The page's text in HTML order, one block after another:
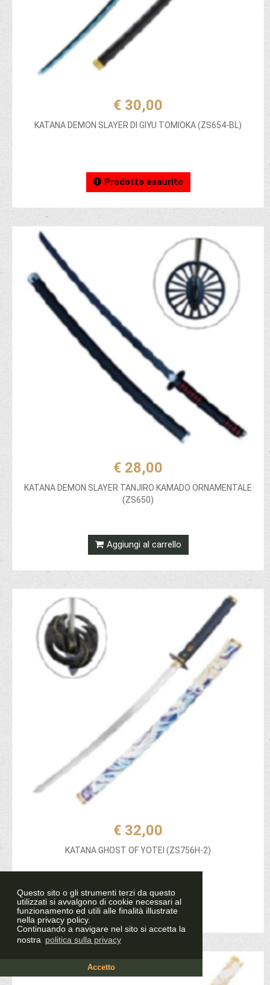
Questo sito o gli strumenti terzi da questo
utilizzati si avvalgono di cookie necessari al
funzionamento ed utili alle finalità illustrate
nella privacy policy.
Continuando a navigare nel sito si accetta la
nostra politica sulla privacy
Accetto
€ 30,00
KATANA DEMON SLAYER DI GIYU TOMIOKA (ZS654-BL)
Prodotto esaurito
€ 28,00
KATANA DEMON SLAYER TANJIRO KAMADO ORNAMENTALE
(ZS650)
Aggiungi al carrello
€ 32,00
KATANA GHOST OF YOTEI (ZS756H-2)
Aggiungi al carrello